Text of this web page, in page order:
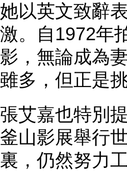
她以英文致辭
激。自1972年
影，無論成為
雖多，但正是
張艾嘉也特別
釜山影展舉行
裏，仍然努力